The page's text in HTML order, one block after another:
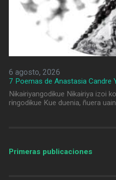
6 agosto, 2026
7 Poemas de Anastasia Candre
Nɨkaɨriyangodɨkue Nɨkaɨriya izoi
rɨngodɨkue Kue duenia, ñuera
Primeras publicaciones